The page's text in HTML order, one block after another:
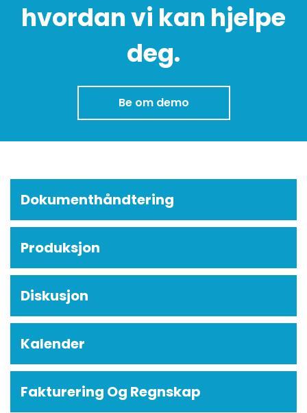
hvordan vi kan hjelpe
deg.
Be om demo
Dokumenthåndtering
Produksjon
Diskusjon
Kalender
Fakturering Og Regnskap